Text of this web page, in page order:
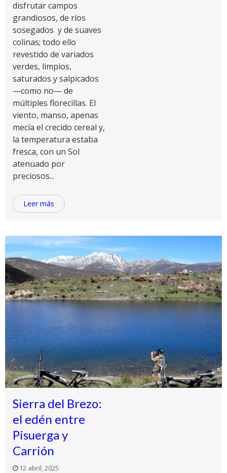
disfrutar campos
grandiosos, de ríos
sosegados y de suaves
colinas; todo ello
revestido de variados
verdes, limpios,
saturados y salpicados
—como no— de
múltiples florecillas. El
viento, manso, apenas
mecía el crecido cereal y,
la temperatura estaba
fresca, con un Sol
atenuado por
preciosos...
Leer más
Sierra del Brezo:
el edén entre
Pisuerga y
Carrión
12 abril, 2025